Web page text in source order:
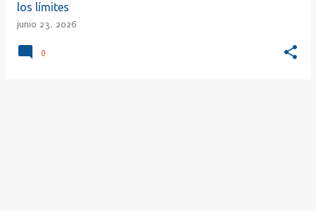
los límites
junio 23, 2026
0